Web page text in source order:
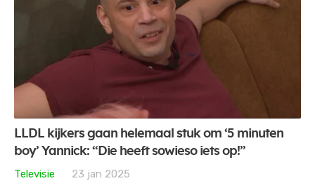
LLDL kijkers gaan helemaal stuk om ‘5 minuten
boy’ Yannick: “Die heeft sowieso iets op!”
Televisie
23 jan 2025